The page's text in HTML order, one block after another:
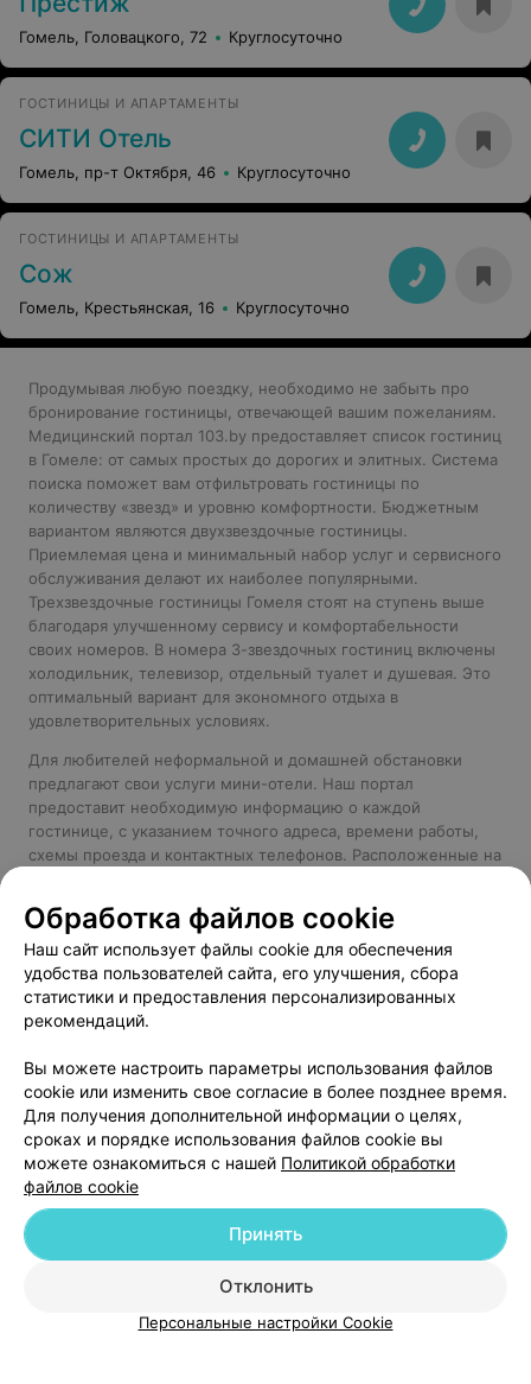
Гомель, Головацкого, 72 Круглосуточно
ГОСТИНИЦЫ И АПАРТАМЕНТЫ
СИТИ Отель
Гомель, пр-т Октября, 46 Круглосуточно
ГОСТИНИЦЫ И АПАРТАМЕНТЫ
Сож
Гомель, Крестьянская, 16 Круглосуточно
Продумывая любую поездку, необходимо не забыть про
бронирование гостиницы, отвечающей вашим пожеланиям.
Медицинский портал 103.by предоставляет список гостиниц
в Гомеле: от самых простых до дорогих и элитных. Система
поиска поможет вам отфильтровать гостиницы по
количеству «звезд» и уровню комфортности. Бюджетным
вариантом являются двухзвездочные гостиницы.
Приемлемая цена и минимальный набор услуг и сервисного
обслуживания делают их наиболее популярными.
Трехзвездочные гостиницы Гомеля стоят на ступень выше
благодаря улучшенному сервису и комфортабельности
своих номеров. В номера 3-звездочных гостиниц включены
холодильник, телевизор, отдельный туалет и душевая. Это
оптимальный вариант для экономного отдыха в
удовлетворительных условиях.
Для любителей неформальной и домашней обстановки
предлагают свои услуги мини-отели. Наш портал
предоставит необходимую информацию о каждой
гостинице, с указанием точного адреса, времени работы,
схемы проезда и контактных телефонов. Расположенные на
сделать правильный выбор. Не стоит откладывать на
последний момент бронирование гостиницы, чтобы потом
не быть разочарованным.
Смотрите также:
Усадьбы Гомельской области
Базы отдыха Гомельской области
Санатории Гомельской области
Добавить компанию
Обработка файлов cookie
Наш сайт использует файлы cookie для обеспечения
удобства пользователей сайта, его улучшения, сбора
статистики и предоставления персонализированных
рекомендаций.
Вы можете настроить параметры использования файлов
cookie или изменить свое согласие в более позднее время.
Для получения дополнительной информации о целях,
сроках и порядке использования файлов cookie вы
можете ознакомиться с нашей Политикой обработки
файлов cookie
Отклонить
Принять
Персональные настройки Cookie